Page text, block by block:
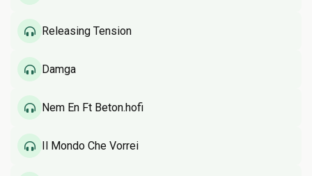
Releasing Tension
Damga
Nem Én Ft Beton.hofi
Il Mondo Che Vorrei